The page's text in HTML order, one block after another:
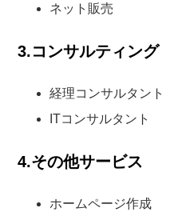
ネット販売
3.コンサルティング
経理コンサルタント
ITコンサルタント
4.その他サービス
ホームページ作成